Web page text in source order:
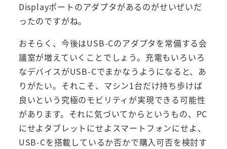
Displayポートのアダプタがあるのがせいぜいだ
ったのですがね。
おそらく、今後はUSB-Cのアダプタを常備する会
議室が増えていくことでしょう。充電もいろいろ
なデバイスがUSB-Cでまかなうようになると、あ
りがたい。それこそ、マシン1台だけ持ち歩けば
良いという究極のモビリティが実現できる可能性
があります。それに気づいてからというもの、PC
にせよタブレットにせよスマートフォンにせよ、
USB-Cを搭載しているか否かで購入可否を検討す